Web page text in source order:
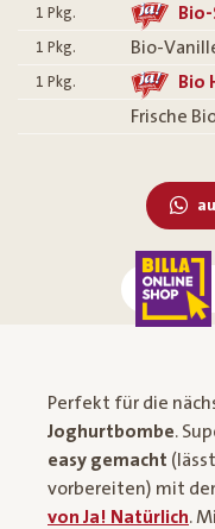
1 Pkg.
1 Pkg. Bio-
1 Pkg.
Bio
Frische
Perfekt für die
Joghurtbombe.
easy gemacht
vorbereiten) mit
von Ja! Natürlich.